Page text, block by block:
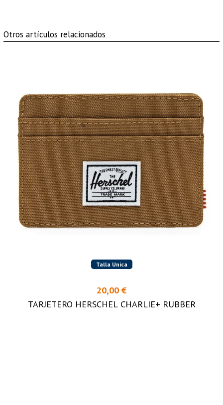
Otros artículos relacionados
Talla Unica
20,00 €
TARJETERO HERSCHEL CHARLIE+ RUBBER